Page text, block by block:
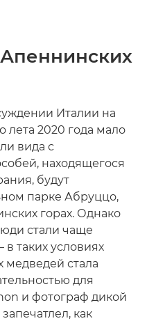
Италии на
лета 2020 года мало
вида с
находящегося
будут
парке Абруццо,
горах. Однако
стали чаще
таких условиях
медведей стала
для
и фотограф дикой
как